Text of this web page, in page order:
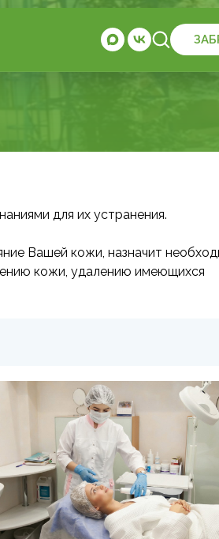
для их устранения.
Вашей кожи, назначит
кожи, удалению имеющихся